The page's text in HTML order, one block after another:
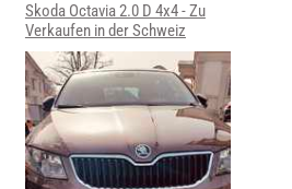
Skoda Octavia 2.0 D 4x4 - Zu
Verkaufen in der Schweiz